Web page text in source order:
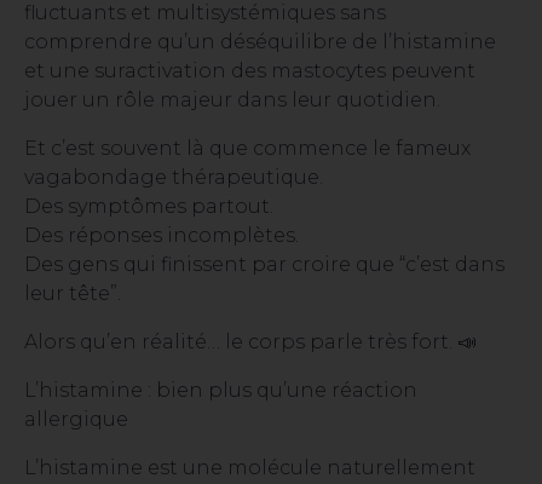
fluctuants et multisystémiques sans
comprendre qu’un déséquilibre de l’histamine
et une suractivation des mastocytes peuvent
jouer un rôle majeur dans leur quotidien.
Et c’est souvent là que commence le fameux
vagabondage thérapeutique.
Des symptômes partout.
Des réponses incomplètes.
Des gens qui finissent par croire que “c’est dans
leur tête”.
Alors qu’en réalité… le corps parle très fort. 📣
L’histamine : bien plus qu’une réaction
allergique
L’histamine est une molécule naturellement